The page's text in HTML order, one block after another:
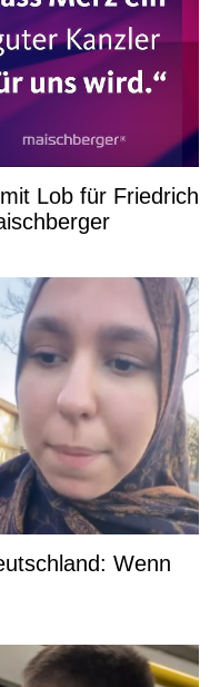
Lob für Friedrich
Wenn